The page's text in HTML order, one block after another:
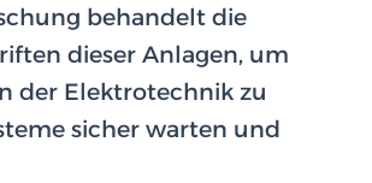
behandelt die
dieser Anlagen, um
der Elektrotechnik zu
sicher warten und